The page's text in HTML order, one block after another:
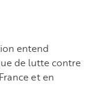
entend
de lutte contre
et en